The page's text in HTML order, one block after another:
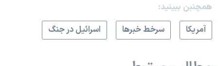
همچنبن ببینید:
آمريکا
سرخط خبرها اسرائیل در جنگ